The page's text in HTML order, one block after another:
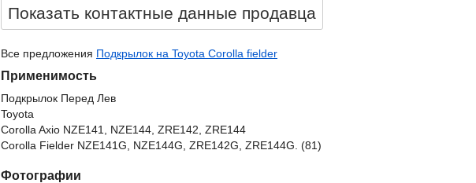
Показать контактные данные продавцa
Все предложения Подкрылок на Toyota Corolla fielder
Применимость
Подкрылок Перед Лев
Toyota
Corolla Axio NZE141, NZE144, ZRE142, ZRE144
Corolla Fielder NZE141G, NZE144G, ZRE142G, ZRE144G. (81)
Фотографии